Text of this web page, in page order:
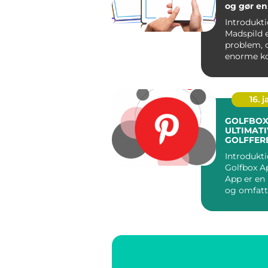
og gør
Madspild
problem,
enorme
en s...
16.
Golfbox App
App er
og
til at ...